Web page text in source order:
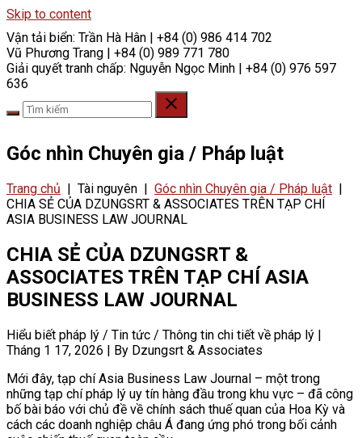
Skip to content
Vận tải biển: Trần Hà Hân | +84 (0) 986 414 702
Vũ Phương Trang | +84 (0) 989 771 780
Giải quyết tranh chấp: Nguyễn Ngọc Minh | +84 (0) 976 597
636
Góc nhìn Chuyên gia / Pháp luật
Trang chủ | Tài nguyên | Góc nhìn Chuyên gia / Pháp luật |
CHIA SẺ CỦA DZUNGSRT & ASSOCIATES TRÊN TẠP CHÍ
ASIA BUSINESS LAW JOURNAL
CHIA SẺ CỦA DZUNGSRT &
ASSOCIATES TRÊN TẠP CHÍ ASIA
BUSINESS LAW JOURNAL
Hiểu biết pháp lý / Tin tức / Thông tin chi tiết về pháp lý |
Tháng 1 17, 2026 | By Dzungsrt & Associates
Mới đây, tạp chí Asia Business Law Journal – một trong
những tạp chí pháp lý uy tín hàng đầu trong khu vực – đã công
bố bài báo với chủ đề về chính sách thuế quan của Hoa Kỳ và
cách các doanh nghiệp châu Á đang ứng phó trong bối cảnh